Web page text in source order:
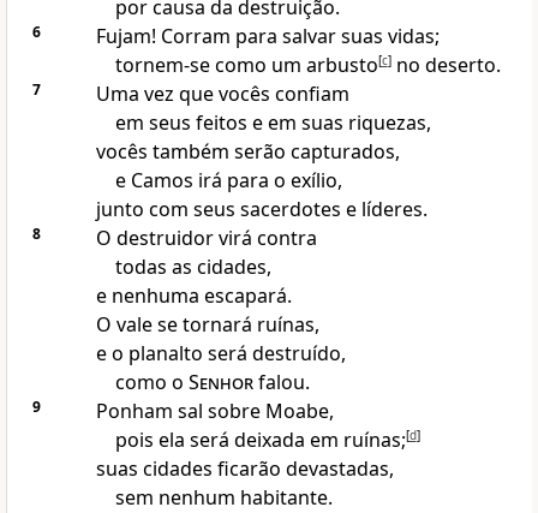
por causa da destruição.
6
Fujam! Corram para salvar suas vidas;
tornem-se como um arbusto[c]no deserto.
7
Uma vez que vocês confiam
em seus feitos e em suas riquezas,
vocês também serão capturados,
e Camos irá para o exílio,
junto com seus sacerdotes e líderes.
8
O destruidor virá contra
todas as cidades,
e nenhuma escapará.
O vale se tornará ruínas,
e o planalto será destruído,
como o Senhorfalou.
9
Ponham sal sobre Moabe,
pois ela será deixada em ruínas;[d]
suas cidades ficarão devastadas,
sem nenhum habitante.